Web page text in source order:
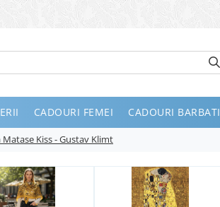
CADOURI FEMEI CADOURI BARBATI
Matase Kiss - Gustav Klimt